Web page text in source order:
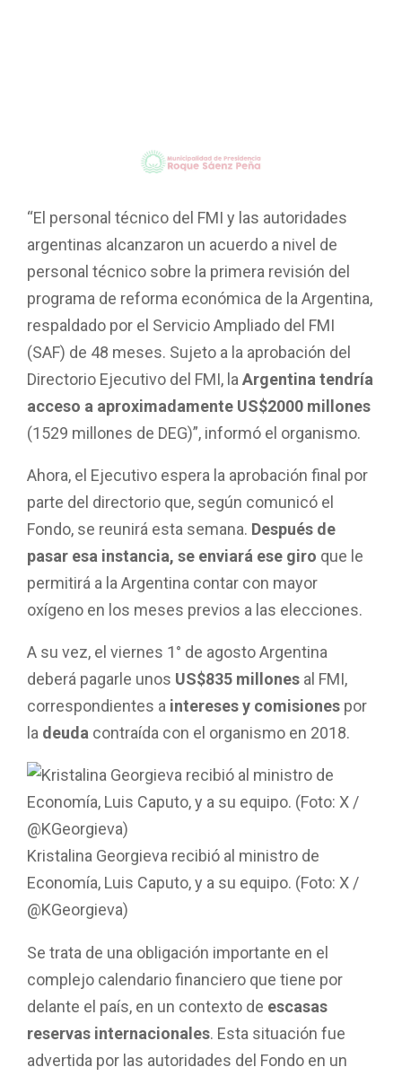
“El personal técnico del FMI y las autoridades
argentinas alcanzaron un acuerdo a nivel de
personal técnico sobre la primera revisión del
programa de reforma económica de la Argentina,
respaldado por el Servicio Ampliado del FMI
(SAF) de 48 meses. Sujeto a la aprobación del
Directorio Ejecutivo del FMI, la Argentina tendría
acceso a aproximadamente US$2000 millones
(1529 millones de DEG)”, informó el organismo.
Ahora, el Ejecutivo espera la aprobación final por
parte del directorio que, según comunicó el
Fondo, se reunirá esta semana. Después de
pasar esa instancia, se enviará ese giro que le
permitirá a la Argentina contar con mayor
oxígeno en los meses previos a las elecciones.
A su vez, el viernes 1° de agosto Argentina
deberá pagarle unos US$835 millones al FMI,
correspondientes a intereses y comisiones por
la deuda contraída con el organismo en 2018.
Kristalina Georgieva recibió al ministro de
Economía, Luis Caputo, y a su equipo. (Foto: X /
@KGeorgieva)
Se trata de una obligación importante en el
complejo calendario financiero que tiene por
delante el país, en un contexto de escasas
reservas internacionales. Esta situación fue
advertida por las autoridades del Fondo en un